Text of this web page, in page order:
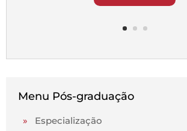
Menu Pós-graduação
» Especialização